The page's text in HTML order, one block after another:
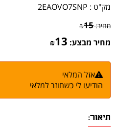
מק"ט : 2EAOVO7SNP
מחיר: ₪15
מחיר מבצע: ₪13
אזל המלאי
הודיעו לי כשחוזר למלאי
תיאור: